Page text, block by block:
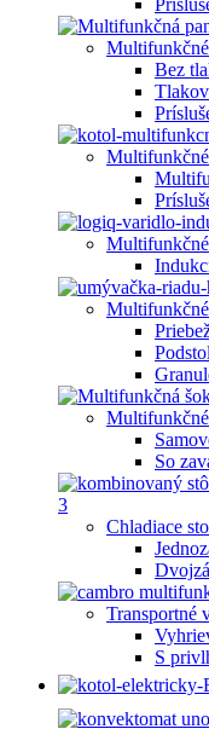
Bez
So
Chladiace
Transportné
S